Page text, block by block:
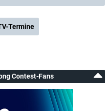
Termine
Contest-Fans